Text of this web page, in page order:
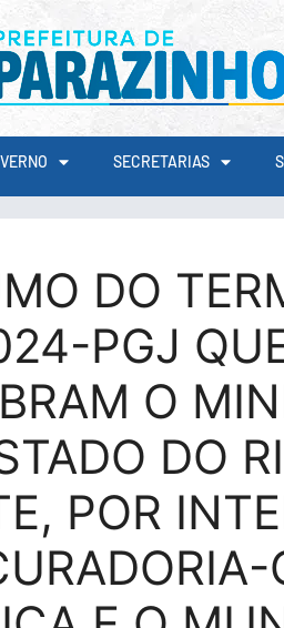
SECRETARIAS
DO
PGJ
O
DO
POR